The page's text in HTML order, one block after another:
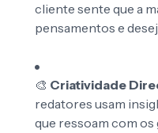
cliente sente que a
pensamentos e
🎨 Criatividade
redatores usam
que ressoam com